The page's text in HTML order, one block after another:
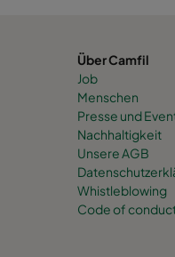
Über Camfil
Job
Menschen
Presse und
Nachhaltigkeit
Unsere AGB
Whistleblowing
Code of